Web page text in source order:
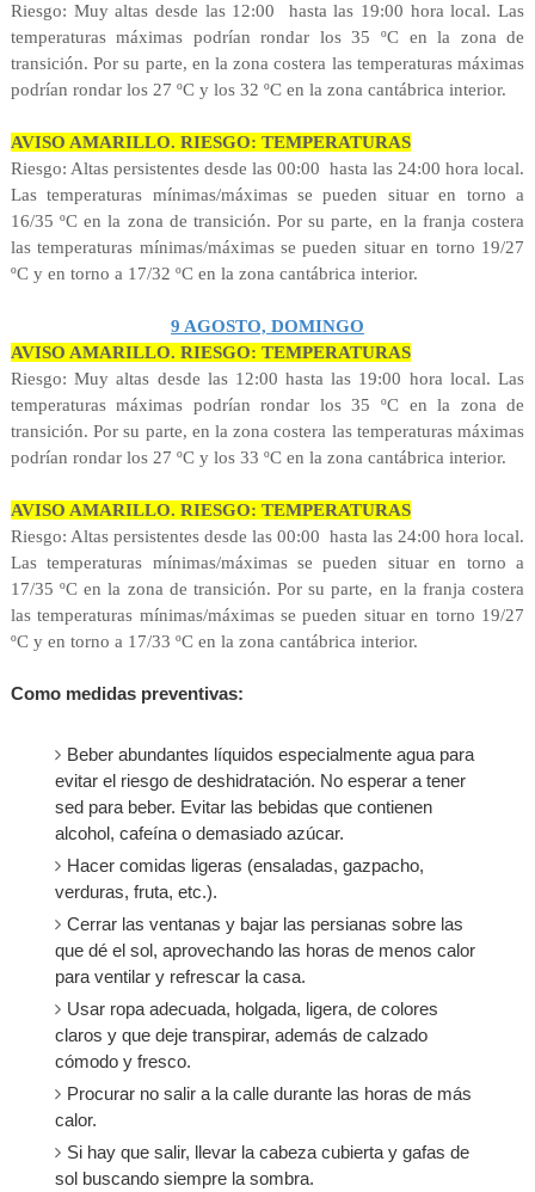
Riesgo: Muy altas desde las 12:00 hasta las 19:00 hora local. Las
temperaturas máximas podrían rondar los 35 ºC en la zona de
transición. Por su parte, en la zona costera las temperaturas máximas
podrían rondar los 27 ºC y los 32 ºC en la zona cantábrica interior.
AVISO AMARILLO. RIESGO: TEMPERATURAS
Riesgo: Altas persistentes desde las 00:00 hasta las 24:00 hora local.
Las temperaturas mínimas/máximas se pueden situar en torno a
16/35 ºC en la zona de transición. Por su parte, en la franja costera
las temperaturas mínimas/máximas se pueden situar en torno 19/27
ºC y en torno a 17/32 ºC en la zona cantábrica interior.
9 AGOSTO, DOMINGO
AVISO AMARILLO. RIESGO: TEMPERATURAS
Riesgo: Muy altas desde las 12:00 hasta las 19:00 hora local. Las
temperaturas máximas podrían rondar los 35 ºC en la zona de
transición. Por su parte, en la zona costera las temperaturas máximas
podrían rondar los 27 ºC y los 33 ºC en la zona cantábrica interior.
AVISO AMARILLO. RIESGO: TEMPERATURAS
Riesgo: Altas persistentes desde las 00:00 hasta las 24:00 hora local.
Las temperaturas mínimas/máximas se pueden situar en torno a
17/35 ºC en la zona de transición. Por su parte, en la franja costera
las temperaturas mínimas/máximas se pueden situar en torno 19/27
ºC y en torno a 17/33 ºC en la zona cantábrica interior.
Como medidas preventivas:
Beber abundantes líquidos especialmente agua para
evitar el riesgo de deshidratación. No esperar a tener
sed para beber. Evitar las bebidas que contienen
alcohol, cafeína o demasiado azúcar.
Hacer comidas ligeras (ensaladas, gazpacho,
verduras, fruta, etc.).
Cerrar las ventanas y bajar las persianas sobre las
que dé el sol, aprovechando las horas de menos calor
para ventilar y refrescar la casa.
Usar ropa adecuada, holgada, ligera, de colores
claros y que deje transpirar, además de calzado
cómodo y fresco.
Procurar no salir a la calle durante las horas de más
calor.
Si hay que salir, llevar la cabeza cubierta y gafas de
sol buscando siempre la sombra.